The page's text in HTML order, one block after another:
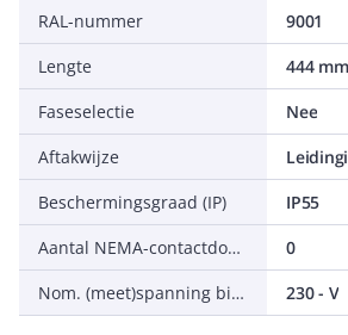
RAL-nummer
9001
Lengte
444 mm
Faseselectie
Nee
Aftakwijze
Beschermingsgraad (IP)
IP55
Aantal NEMA-contactdozen
0
Nom. (meet)spanning bij AC 50 Hz
230 - V